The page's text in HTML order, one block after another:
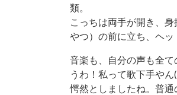
類。
こっちは両手が開き、
やつ）の前に立ち、ヘッ
音楽も、自分の声も全て
うわ！私って歌下手や
愕然としましたね。普